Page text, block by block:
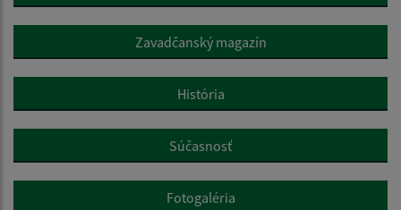
Zavadčanský magazín
História
Súčasnosť
Fotogaléria